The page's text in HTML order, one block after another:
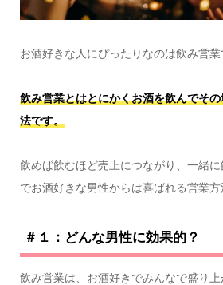
お酒好きな人にぴったりなのは飲み営業
飲み営業とはとにかくお酒を飲んでそ
法です。
飲めば飲むほど売上につながり、一緒
でお酒好きな男性からは喜ばれる営業
＃１：どんな男性に効果的？
飲み営業は、お酒好きでみんなで盛り